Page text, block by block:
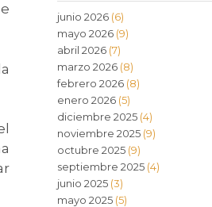
junio 2026(6)
mayo 2026(9)
abril 2026(7)
marzo 2026(8)
febrero 2026(8)
enero 2026(5)
diciembre 2025(4)
noviembre 2025(9)
octubre 2025(9)
septiembre 2025(4)
junio 2025(3)
mayo 2025(5)